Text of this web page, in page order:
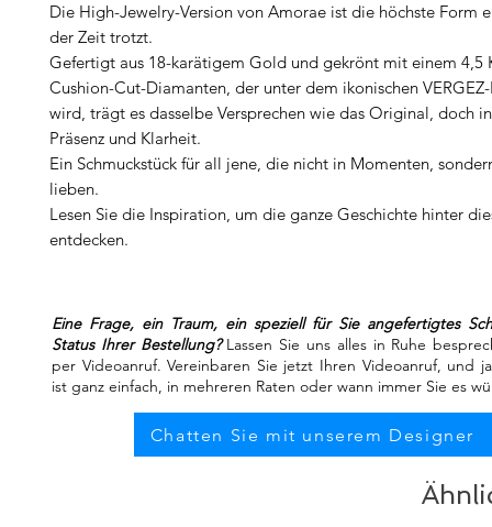
Die High-Jewelry-Version von Amorae ist die höchste Form
der Zeit trotzt.
Gefertigt aus 18-karätigem Gold und gekrönt mit einem 4,5
Cushion-Cut-Diamanten, der unter dem ikonischen
wird, trägt es dasselbe Versprechen wie das Original, doch
Präsenz und Klarheit.
Ein Schmuckstück für all jene, die nicht in Momenten,
lieben.
Lesen Sie die Inspiration, um die ganze Geschichte hinter
entdecken.
Eine Frage, ein Traum, ein speziell für Sie angefertigtes
Status Ihrer Bestellung?Lassen Sie uns alles in Ruhe
per Videoanruf. Vereinbaren Sie jetzt Ihren Videoanruf, und
ist ganz einfach, in mehreren Raten oder wann immer Sie es
Chatten Sie mit unserem Designer